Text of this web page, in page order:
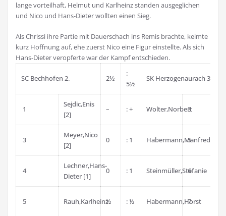
lange vorteilhaft, Helmut und Karlheinz standen ausgeglichen
und Nico und Hans-Dieter wollten einen Sieg.
Als Chrissi ihre Partie mit Dauerschach ins Remis brachte, keimte
kurz Hoffnung auf, ehe zuerst Nico eine Figur einstellte. Als sich
Hans-Dieter veropferte war der Kampf entschieden.
SC Bechhofen 2. 2½
:
5½
SK Herzogenaurach 3.
1
Sejdic,Enis
[2]
– : + Wolter,Norbert
3
3
Meyer,Nico
[2]
0 : 1 Habermann,Manfred,Dr.
5
4
Lechner,Hans-
Dieter [1]
0 : 1 Steinmüller,Stefanie
6
5 Rauh,Karlheinz½ : ½ Habermann,Horst
7